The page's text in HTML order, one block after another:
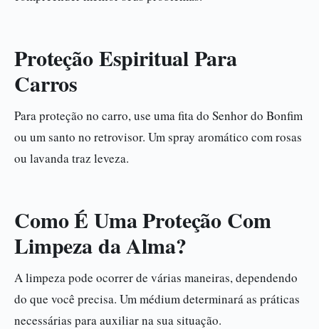
Proteção Espiritual Para
Carros
Para proteção no carro, use uma fita do Senhor do Bonfim
ou um santo no retrovisor. Um spray aromático com rosas
ou lavanda traz leveza.
Como É Uma Proteção Com
Limpeza da Alma?
A limpeza pode ocorrer de várias maneiras, dependendo
do que você precisa. Um médium determinará as práticas
necessárias para auxiliar na sua situação.